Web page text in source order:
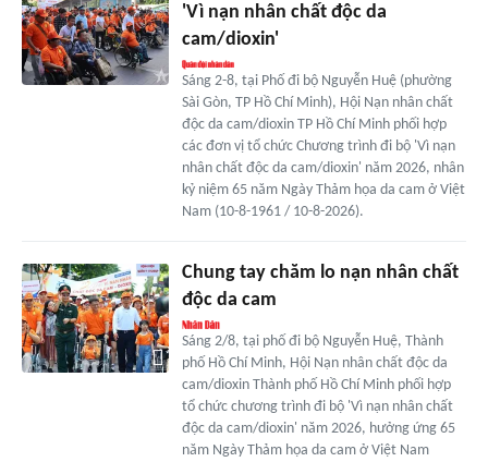
'Vì nạn nhân chất độc da
cam/dioxin'
Sáng 2-8, tại Phố đi bộ Nguyễn Huệ (phường
Sài Gòn, TP Hồ Chí Minh), Hội Nạn nhân chất
độc da cam/dioxin TP Hồ Chí Minh phối hợp
các đơn vị tổ chức Chương trình đi bộ 'Vì nạn
nhân chất độc da cam/dioxin' năm 2026, nhân
kỷ niệm 65 năm Ngày Thảm họa da cam ở Việt
Nam (10-8-1961 / 10-8-2026).
Chung tay chăm lo nạn nhân chất
độc da cam
Sáng 2/8, tại phố đi bộ Nguyễn Huệ, Thành
phố Hồ Chí Minh, Hội Nạn nhân chất độc da
cam/dioxin Thành phố Hồ Chí Minh phối hợp
tổ chức chương trình đi bộ 'Vì nạn nhân chất
độc da cam/dioxin' năm 2026, hưởng ứng 65
năm Ngày Thảm họa da cam ở Việt Nam